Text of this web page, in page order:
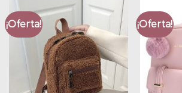
¡Oferta! ¡Oferta!